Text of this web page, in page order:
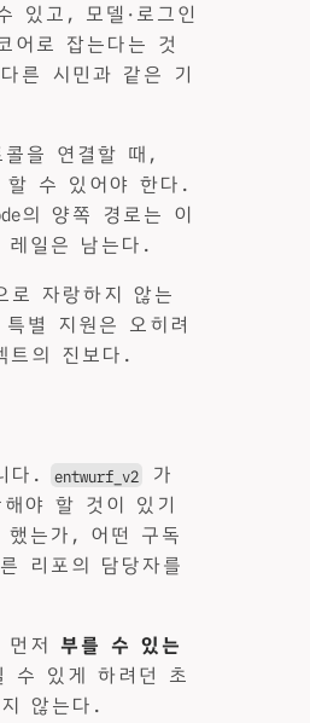
있고, 모델·로그인
어로 잡는다는 것
른 시민과 같은 기
콜을 연결할 때,
할 수 있어야 한다.
의 양쪽 경로는 이
레일은 남는다.
로 자랑하지 않는
별 지원은 오히려
트의 진보다.
다. entwurf_v2
가
야 할 것이 있기
는가, 어떤 구독
리포의 담당자를
먼저 부를 수 있는
수 있게 하려던 초
않는다.